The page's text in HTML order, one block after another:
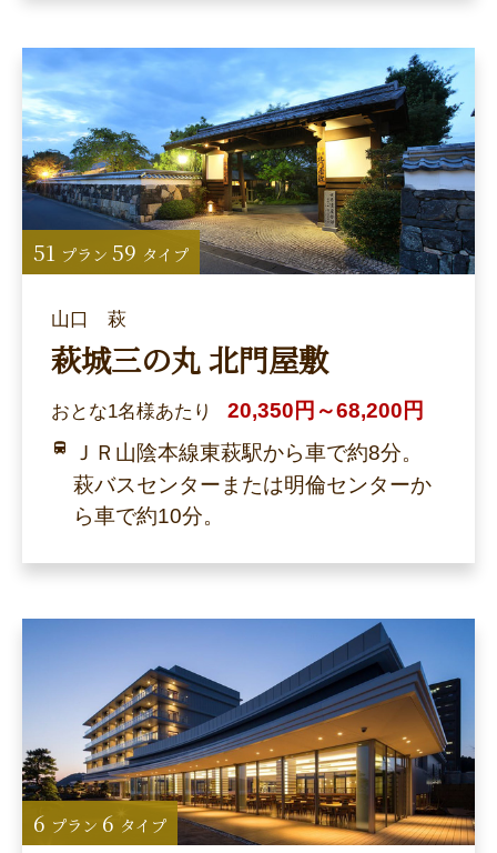
山口 萩
萩城三の丸 北門屋敷
おとな1名様あたり
20,350円～68,200円
ＪＲ山陰本線東萩駅から車で約8分。
萩バスセンターまたは明倫センターか
ら車で約10分。
51 プラン 59 タイプ
6 プラン 6 タイプ